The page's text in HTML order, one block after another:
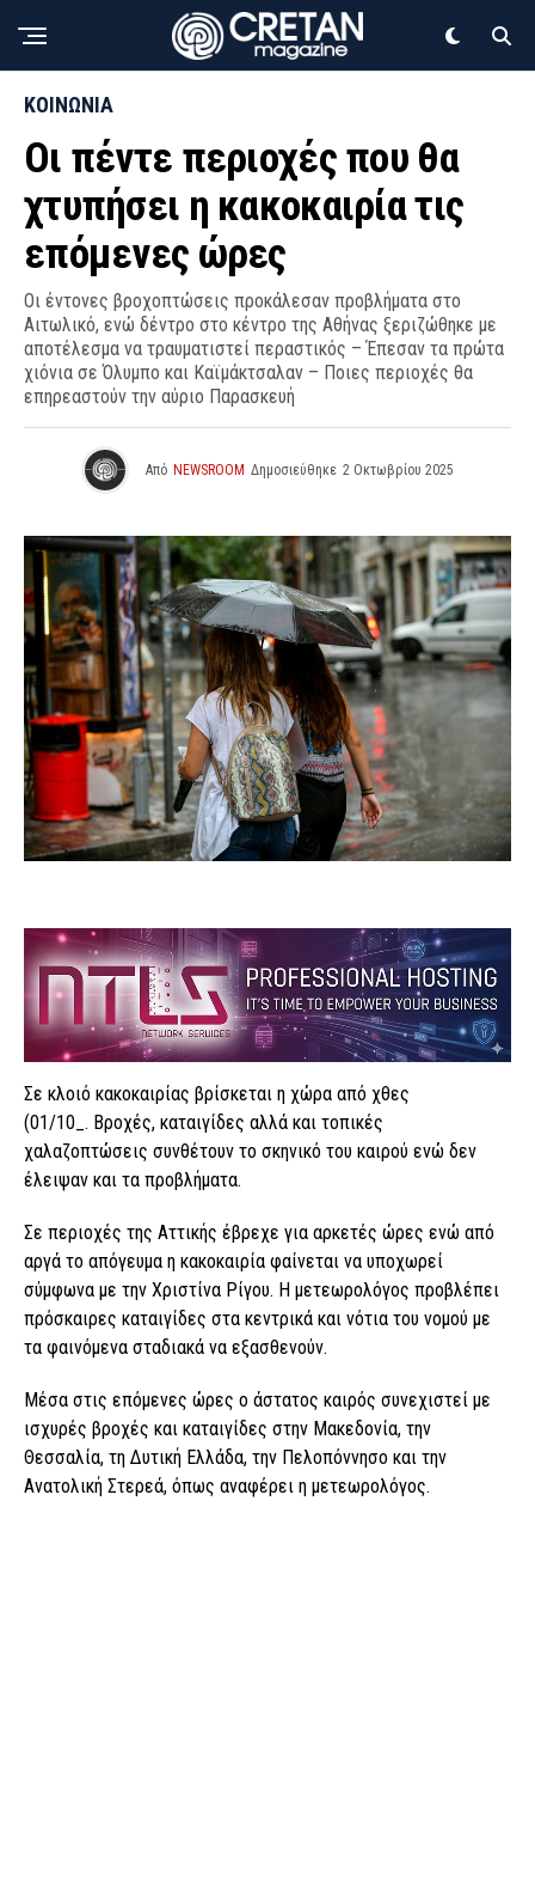
ΚΟΙΝΩΝΙΑ
Οι πέντε περιοχές που θα
χτυπήσει η κακοκαιρία τις
επόμενες ώρες
Οι έντονες βροχοπτώσεις προκάλεσαν προβλήματα στο
Αιτωλικό, ενώ δέντρο στο κέντρο της Αθήνας ξεριζώθηκε με
αποτέλεσμα να τραυματιστεί περαστικός – Έπεσαν τα πρώτα
χιόνια σε Όλυμπο και Καϊμάκτσαλαν – Ποιες περιοχές θα
επηρεαστούν την αύριο Παρασκευή
Από NEWSROOM Δημοσιεύθηκε 2 Οκτωβρίου 2025
Σε κλοιό κακοκαιρίας βρίσκεται η χώρα από χθες
(01/10_. Βροχές, καταιγίδες αλλά και τοπικές
χαλαζοπτώσεις συνθέτουν το σκηνικό του καιρού ενώ δεν
έλειψαν και τα προβλήματα.
Σε περιοχές της Αττικής έβρεχε για αρκετές ώρες ενώ από
αργά το απόγευμα η κακοκαιρία φαίνεται να υποχωρεί
σύμφωνα με την Χριστίνα Ρίγου. Η μετεωρολόγος προβλέπει
πρόσκαιρες καταιγίδες στα κεντρικά και νότια του νομού με
τα φαινόμενα σταδιακά να εξασθενούν.
Μέσα στις επόμενες ώρες ο άστατος καιρός συνεχιστεί με
ισχυρές βροχές και καταιγίδες στην Μακεδονία, την
Θεσσαλία, τη Δυτική Ελλάδα, την Πελοπόννησο και την
Ανατολική Στερεά, όπως αναφέρει η μετεωρολόγος.